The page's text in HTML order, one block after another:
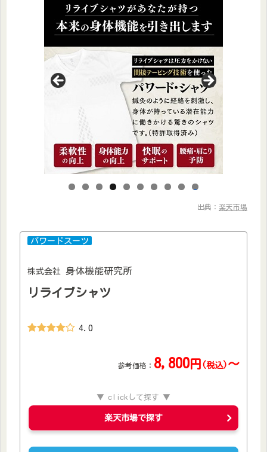
0
出典： 楽天市場
パワードスーツ
株式会社 身体機能研究所
リライブシャツ
4.0
参考価格： 8,800 円 (税込) ～
▼ clickして探す ▼
楽天市場で探す